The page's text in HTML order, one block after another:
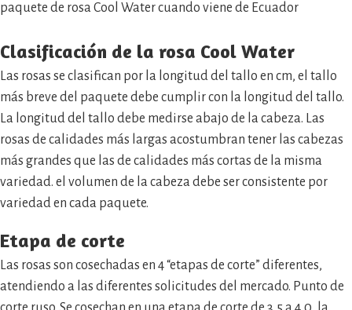
paquete de rosa Cool Water cuando viene de Ecuador
Clasificación de la rosa Cool Water
Las rosas se clasifican por la longitud del tallo en cm, el tallo
más breve del paquete debe cumplir con la longitud del tallo.
La longitud del tallo debe medirse abajo de la cabeza. Las
rosas de calidades más largas acostumbran tener las cabezas
más grandes que las de calidades más cortas de la misma
variedad. el volumen de la cabeza debe ser consistente por
variedad en cada paquete.
Etapa de corte
Las rosas son cosechadas en 4 “etapas de corte” diferentes,
atendiendo a las diferentes solicitudes del mercado. Punto de